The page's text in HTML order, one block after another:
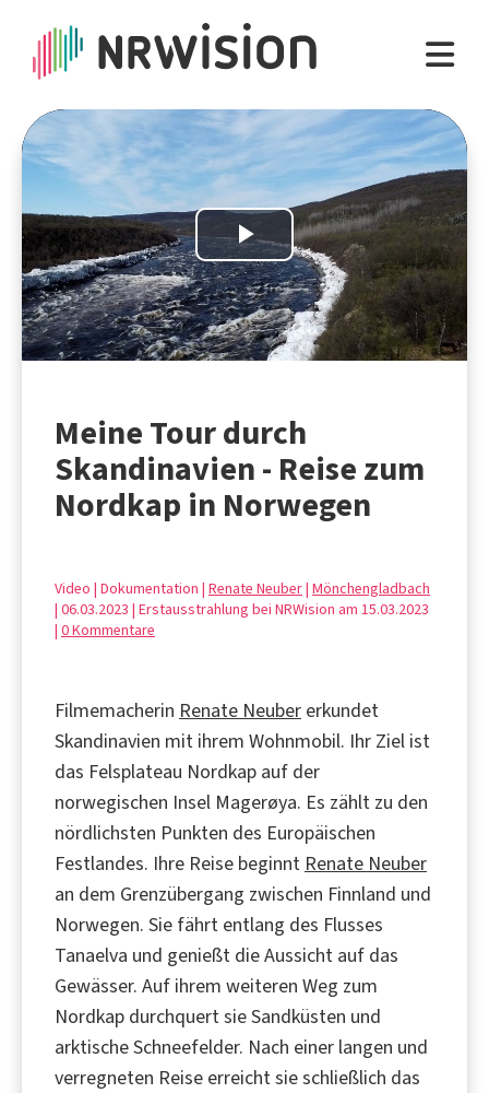
Play
Video
Meine Tour durch
Skandinavien - Reise zum
Nordkap in Norwegen
Video | Dokumentation | Renate Neuber| Mönchengladbach
| 06.03.2023 | Erstausstrahlung bei NRWision am 15.03.2023
| 0 Kommentare
Filmemacherin Renate Neuber erkundet
Skandinavien mit ihrem Wohnmobil. Ihr Ziel ist
das Felsplateau Nordkap auf der
norwegischen Insel Magerøya. Es zählt zu den
nördlichsten Punkten des Europäischen
Festlandes. Ihre Reise beginnt Renate Neuber
an dem Grenzübergang zwischen Finnland und
Norwegen. Sie fährt entlang des Flusses
Tanaelva und genießt die Aussicht auf das
Gewässer. Auf ihrem weiteren Weg zum
Nordkap durchquert sie Sandküsten und
arktische Schneefelder. Nach einer langen und
verregneten Reise erreicht sie schließlich das